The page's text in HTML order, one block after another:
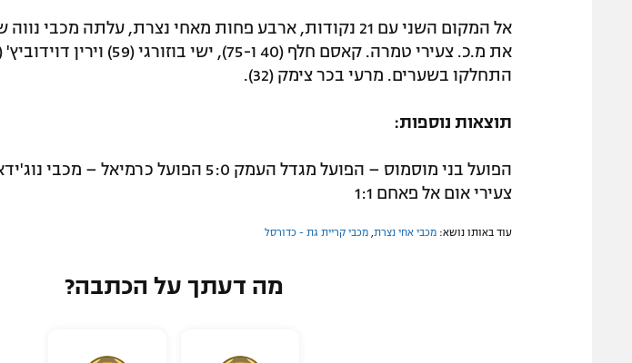
התחלקו בשערים. מרעי בכר צימק (32).
תוצאות נוספות:
צעירי אום אל פאחם 1:1
עוד באותו נושא: מכבי אחי נצרת מכבי קריית גת - כדורסל
מה דעתך על הכתבה?